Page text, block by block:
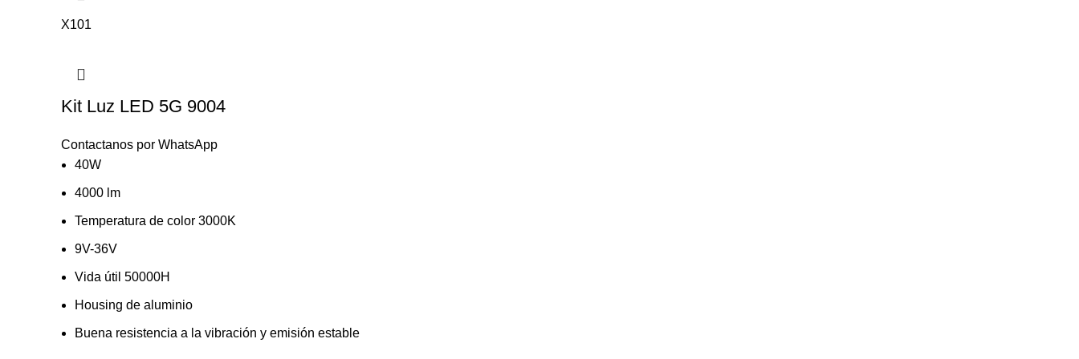
X101
Kit Luz LED 5G 9004
Contactanos por WhatsApp
40W
4000 lm
Temperatura de color 3000K
9V-36V
Vida útil 50000H
Housing de aluminio
Buena resistencia a la vibración y emisión estable